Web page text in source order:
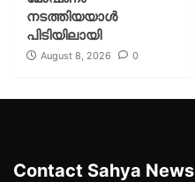
നടത്തിയയാൾ
പിടിയിലായി
August 8, 2026 0
Contact Sahya News